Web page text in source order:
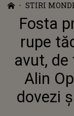
STIRI
Fosta
rupe
avut,
Alin
dovezi